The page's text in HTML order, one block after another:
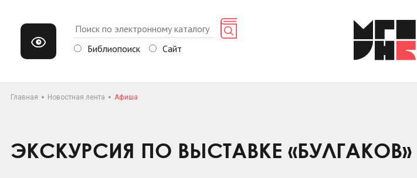
Библиопоиск Сайт
Главная Новостная лента Афиша
ЭКСКУРСИЯ ПО ВЫСТАВКЕ «БУЛГАКОВ»